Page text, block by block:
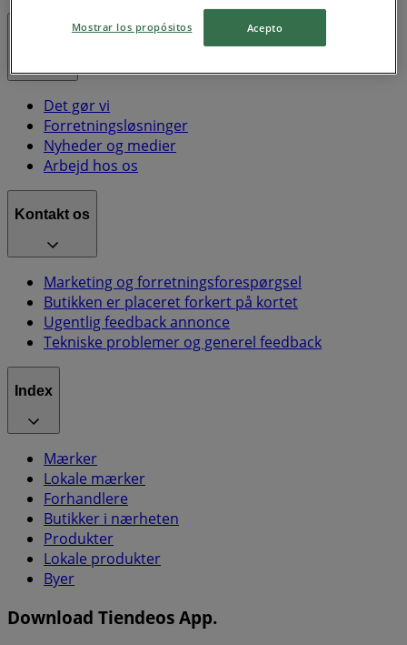
Det gør vi
Forretningsløsninger
Nyheder og medier
Arbejd hos os
Kontakt os
Marketing og forretningsforespørgsel
Butikken er placeret forkert på kortet
Ugentlig feedback annonce
Tekniske problemer og generel feedback
Index
Mærker
Lokale mærker
Forhandlere
Butikker i nærheten
Produkter
Lokale produkter
Byer
Download Tiendeos App.
Mostrar los propósitos Acepto